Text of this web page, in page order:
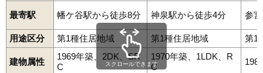
最寄駅 幡ケ谷駅から徒歩8分 神泉駅から徒歩4分 参
用途区分 第1種住居地域 第1種住居地域 第1
建物属性
1969年築、2DK、SR
C
1970年築、1LDK、R
C
スクロールできます